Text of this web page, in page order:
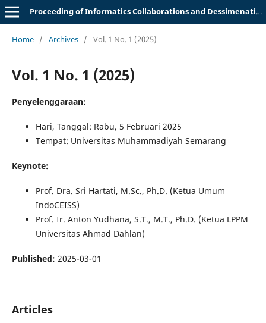
Proceeding of Informatics Collaborations and Dessimenation Meeting
Home / Archives / Vol. 1 No. 1 (2025)
Vol. 1 No. 1 (2025)
Penyelenggaraan:
Hari, Tanggal: Rabu, 5 Februari 2025
Tempat: Universitas Muhammadiyah Semarang
Keynote:
Prof. Dra. Sri Hartati, M.Sc., Ph.D. (Ketua Umum
IndoCEISS)
Prof. Ir. Anton Yudhana, S.T., M.T., Ph.D. (Ketua LPPM
Universitas Ahmad Dahlan)
Published: 2025-03-01
Articles